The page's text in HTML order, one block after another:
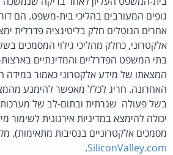
גופים המעורבים בהליכי בית-משפט. הם
אחרים הנוטלים חלק בליטיגציה פדרלית
אלקטרוני, כחלק מהליכי גילוי המסמכים
בתי המשפט הפדרליים והמדינתיים
המצאתו של מידע אלקטרוני כאמור במידה
האחרונה. חריג לכלל מאפשר להימנע
בשל פעולה שגרתית ובתום-לב של מערכות
יכולה להימצא במדיניות אירגונית
מסמכים אלקטרוניים בנסיבות מתאימות).
SiliconValley.com
.